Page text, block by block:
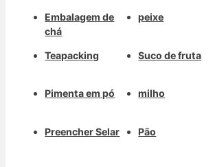
Embalagem de
chá
Teapacking
Pimenta em pó
Preencher Selar
peixe
Suco de fruta
milho
Pão